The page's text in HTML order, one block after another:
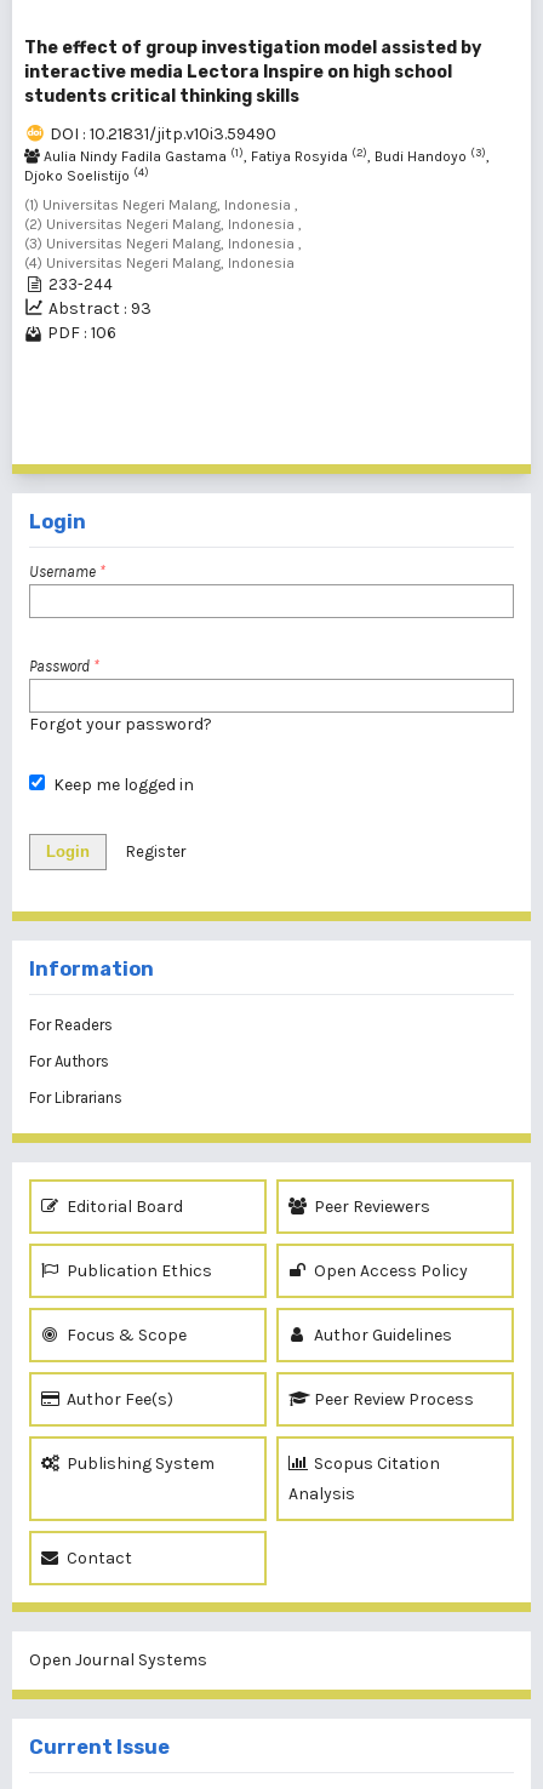
The effect of group investigation model assisted by
interactive media Lectora Inspire on high school
students critical thinking skills
DOI : 10.21831/jitp.v10i3.59490
Aulia Nindy Fadila Gastama (1), Fatiya Rosyida (2), Budi Handoyo (3),
Djoko Soelistijo (4)
(1) Universitas Negeri Malang, Indonesia ,
(2) Universitas Negeri Malang, Indonesia ,
(3) Universitas Negeri Malang, Indonesia ,
(4) Universitas Negeri Malang, Indonesia
233-244
Abstract : 93
PDF : 106
Login
Username *
Password *
Forgot your password?
Keep me logged in
Login Register
Information
For Readers
For Authors
For Librarians
Editorial Board Peer Reviewers
Publication Ethics Open Access Policy
Focus & Scope Author Guidelines
Author Fee(s) Peer Review Process
Publishing System
Scopus Citation
Analysis
Contact
Open Journal Systems
Current Issue